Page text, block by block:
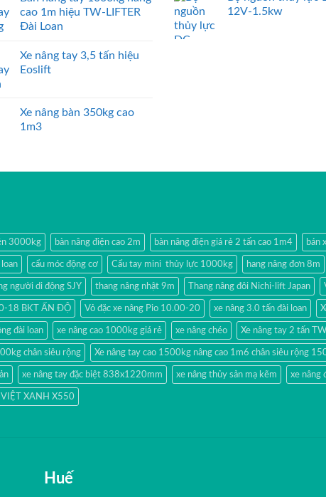
cao 1m hiệu TW-LIFTER
Đài Loan
Xe nâng tay 3,5 tấn hiệu
Eoslift
Xe nâng bàn 350kg cao
1m3
12V-1.5kw
3000kg bàn nâng điện cao 2m bàn nâng điện giá rẻ 2 tấn cao 1m4 bán
cẩu móc động cơ Cẩu tay mini thủy lực 1000kg hang nâng đơn 8m
người di động SJY thang nâng nhật 9m Thang nâng đôi Nichi-lift Japan
18 BKT ẤN ĐỘ Vỏ đặc xe nâng Pio 10.00-20 xe nâng 3.0 tấn đài loan
đài loan xe nâng cao 1000kg giá rẻ xe nâng chéo Xe nâng tay 2 tấn
chân siêu rộng Xe nâng tay cao 1500kg nâng cao 1m6 chân siêu rộng
xe nâng tay đặc biệt 838x1220mm xe nâng thủy sản mạ kẽm xe nâng
VIỆT XANH X550
Huế